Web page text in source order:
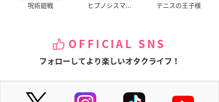
呪術廻戦 ヒプノシスマ... テニスの王子様
OFFICIAL SNS
フォローしてより楽しいオタクライフ！